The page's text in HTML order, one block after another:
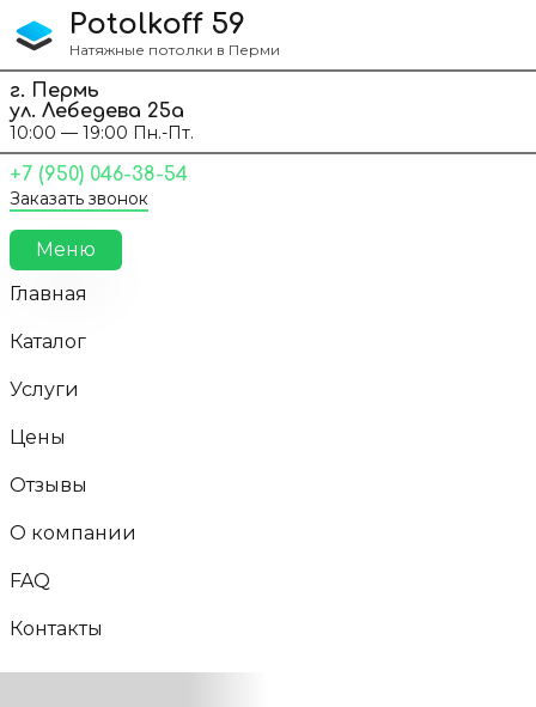
Перейти к содержанию
Potolkoff 59
Натяжные потолки в Перми
г. Пермь
ул. Лебедева 25а
10:00 — 19:00 Пн.-Пт.
+7 (950) 046-38-54
Заказать звонок
Меню
Главная
Каталог
Услуги
Цены
Отзывы
О компании
FAQ
Контакты